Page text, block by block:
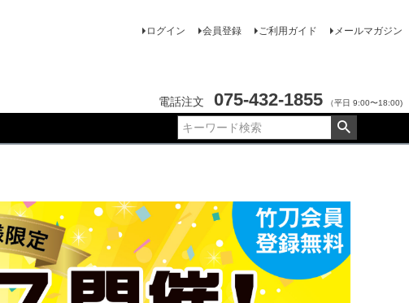
ログイン 会員登録 ご利用ガイド メールマガジン
電話注文 075-432-1855 （平日 9:00〜18:00)